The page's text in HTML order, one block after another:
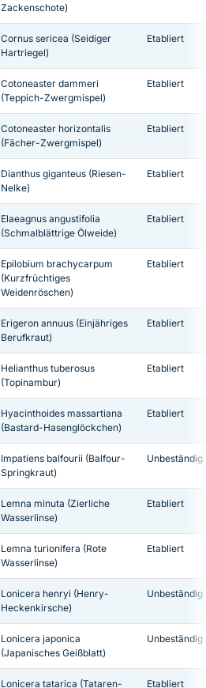
Zackenschote)
Cornus sericea (Seidiger
Hartriegel)
Etabliert
Cotoneaster dammeri
(Teppich-Zwergmispel)
Etabliert
Cotoneaster horizontalis
(Fächer-Zwergmispel)
Etabliert
Dianthus giganteus (Riesen-
Nelke)
Etabliert
Elaeagnus angustifolia
(Schmalblättrige Ölweide)
Etabliert
Epilobium brachycarpum
(Kurzfrüchtiges
Weidenröschen)
Etabliert
Erigeron annuus (Einjähriges
Berufkraut)
Etabliert
Helianthus tuberosus
(Topinambur)
Etabliert
Hyacinthoides massartiana
(Bastard-Hasenglöckchen)
Etabliert
Impatiens balfourii (Balfour-
Springkraut)
Unbeständig
Lemna minuta (Zierliche
Wasserlinse)
Etabliert
Lemna turionifera (Rote
Wasserlinse)
Etabliert
Lonicera henryi (Henry-
Heckenkirsche)
Unbeständig
Lonicera japonica
(Japanisches Geißblatt)
Unbeständig
Lonicera tatarica (Tataren- Etabliert